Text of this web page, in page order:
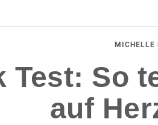
MICHELLE
Test: So
auf